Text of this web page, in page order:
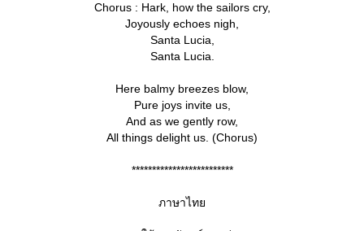
Chorus : Hark, how the sailors cry,
Joyously echoes nigh,
Santa Lucia,
Santa Lucia.
Here balmy breezes blow,
Pure joys invite us,
And as we gently row,
All things delight us. (Chorus)
*************************
ภาษาไท